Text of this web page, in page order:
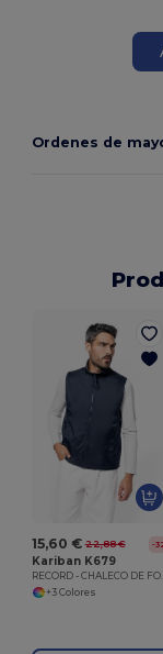
Ordenes de
15,60 € 22,88 € -
Kariban K679
RECORD
+3 Colores